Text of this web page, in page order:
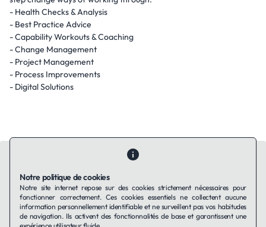
- Health Checks & Analysis
- Best Practice Advice
- Capability Workouts & Coaching
- Change Management
- Project Management
- Process Improvements
- Digital Solutions
Contactez-nousQui sommes-nous ?Ils utilisent Taffin.tech
Politique de confidentialitéConditions générales
Politique de cookies
Notre politique de cookies
Notre site internet repose sur des cookies strictement nécessaires pour
fonctionner correctement. Ces cookies essentiels ne collectent aucune
information personnellement identifiable et ne surveillent pas vos habitudes
de navigation. Ils activent des fonctionnalités de base et garantissent une